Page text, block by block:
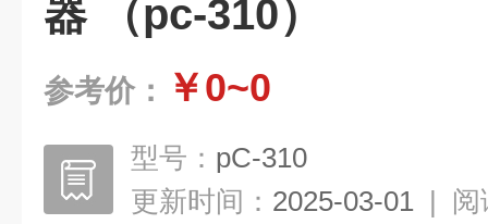
器 （pc-310）
参考价： ￥0~0
型号： pC-310
更新时间： 2025-03-01 | 阅